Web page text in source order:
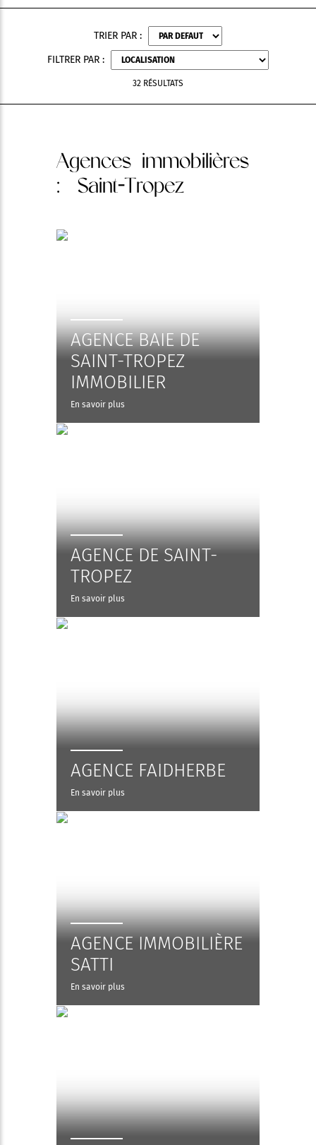
TRIER PAR :
FILTRER PAR :
32 RÉSULTATS
Agences immobilières
: Saint-Tropez
AGENCE BAIE DE
SAINT-TROPEZ
IMMOBILIER
En savoir plus
AGENCE DE SAINT-
TROPEZ
En savoir plus
AGENCE FAIDHERBE
En savoir plus
AGENCE IMMOBILIÈRE
SATTI
En savoir plus